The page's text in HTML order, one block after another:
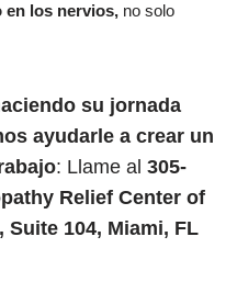
en los nervios, no solo
su jornada
ayudarle a crear un
: Llame al 305-
Relief Center of
Suite 104, Miami, FL